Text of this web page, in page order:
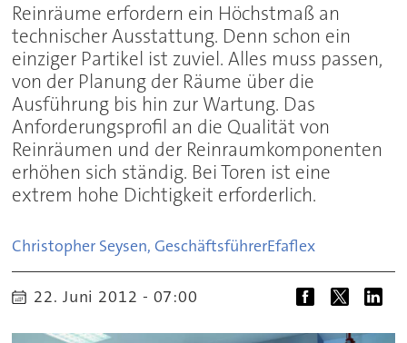
Reinräume erfordern ein Höchstmaß an
technischer Ausstattung. Denn schon ein
einziger Partikel ist zuviel. Alles muss passen,
von der Planung der Räume über die
Ausführung bis hin zur Wartung. Das
Anforderungsprofil an die Qualität von
Reinräumen und der Reinraumkomponenten
erhöhen sich ständig. Bei Toren ist eine
extrem hohe Dichtigkeit erforderlich.
Christopher Seysen, GeschäftsführerEfaflex
22. Juni 2012 - 07:00